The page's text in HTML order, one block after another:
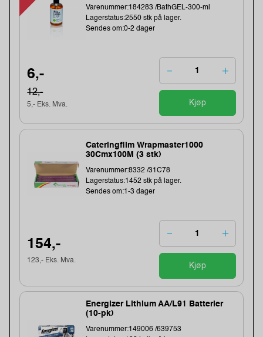
Varenummer:184283 /BathGEL-300-ml
Lagerstatus:2550 stk på lager.
Sendes om:0-2 dager
6,-
12,-
5,- Eks. Mva. Kjøp
Cateringfilm Wrapmaster1000
30Cmx100M (3 stk)
Varenummer:8332 /31C78
Lagerstatus:1452 stk på lager.
Sendes om:1-3 dager
154,-
123,- Eks. Mva.
Kjøp
Energizer Lithium AA/L91 Batterier
(10-pk)
Varenummer:149006 /639753